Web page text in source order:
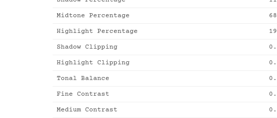
Midtone Percentage
Highlight Percentage
Shadow Clipping
Highlight Clipping
Tonal Balance
Fine Contrast
Medium Contrast